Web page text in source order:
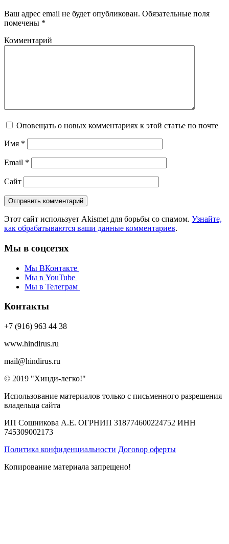
Ваш адрес email не будет опубликован. Обязательные поля
помечены *
Комментарий
Оповещать о новых комментариях к этой статье по почте
Имя *
Email *
Сайт
Этот сайт использует Akismet для борьбы со спамом. Узнайте,
как обрабатываются ваши данные комментариев.
Мы в соцсетях
Мы ВКонтакте
Мы в YouTube
Мы в Телеграм
Контакты
+7 (916) 963 44 38
www.hindirus.ru
mail@hindirus.ru
© 2019 "Хинди-легко!"
Использование материалов только с письменного разрешения
владельца сайта
ИП Сошникова А.Е. ОГРНИП 318774600224752 ИНН
745309002173
Политика конфиденциальности Договор оферты
Копирование материала запрещено!